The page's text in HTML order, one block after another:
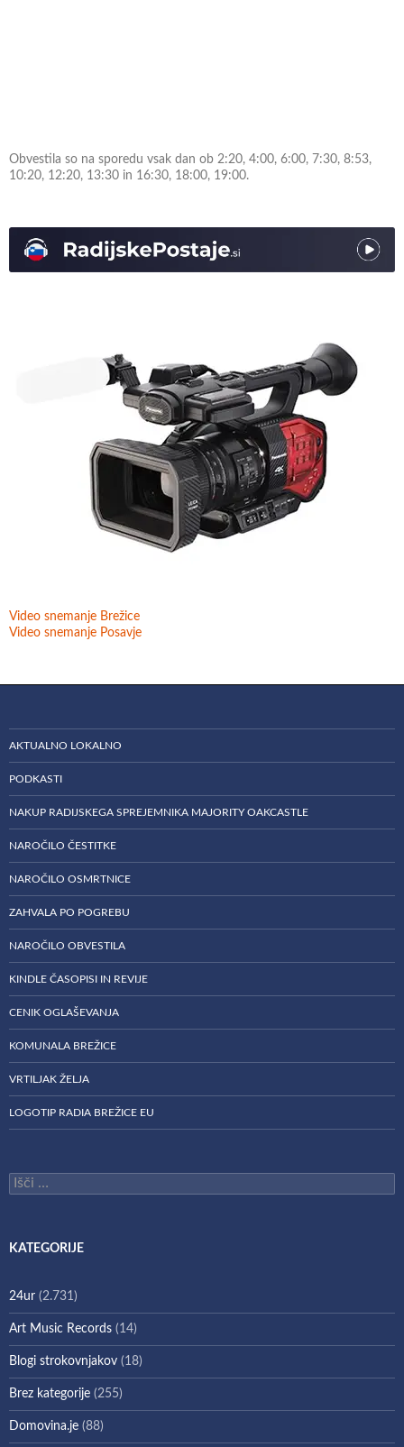
Obvestila so na sporedu vsak dan ob 2:20, 4:00, 6:00, 7:30, 8:53,
10:20, 12:20, 13:30 in 16:30, 18:00, 19:00.
Video snemanje Brežice
Video snemanje Posavje
AKTUALNO LOKALNO
PODKASTI
NAKUP RADIJSKEGA SPREJEMNIKA MAJORITY OAKCASTLE
NAROČILO ČESTITKE
NAROČILO OSMRTNICE
ZAHVALA PO POGREBU
NAROČILO OBVESTILA
KINDLE ČASOPISI IN REVIJE
CENIK OGLAŠEVANJA
KOMUNALA BREŽICE
VRTILJAK ŽELJA
LOGOTIP RADIA BREŽICE EU
Išči:
KATEGORIJE
24ur (2.731)
Art Music Records (14)
Blogi strokovnjakov (18)
Brez kategorije (255)
Domovina.je (88)